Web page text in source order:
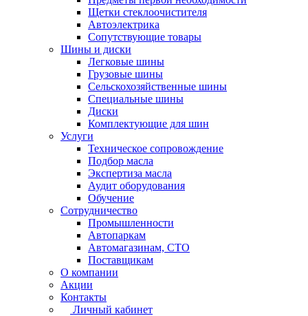
Щетки стеклоочистителя
Автоэлектрика
Сопутствующие товары
Шины и диски
Легковые шины
Грузовые шины
Сельскохозяйственные шины
Специальные шины
Диски
Комплектующие для шин
Услуги
Техническое сопровождение
Подбор масла
Экспертиза масла
Аудит оборудования
Обучение
Сотрудничество
Промышленности
Автопаркам
Автомагазинам, СТО
Поставщикам
О компании
Акции
Контакты
Личный кабинет